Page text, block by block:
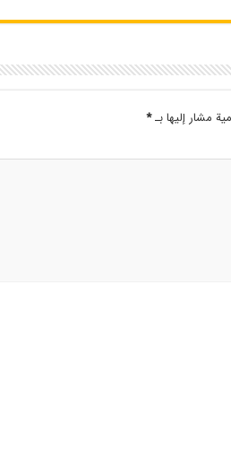
مشار إليها بـ*